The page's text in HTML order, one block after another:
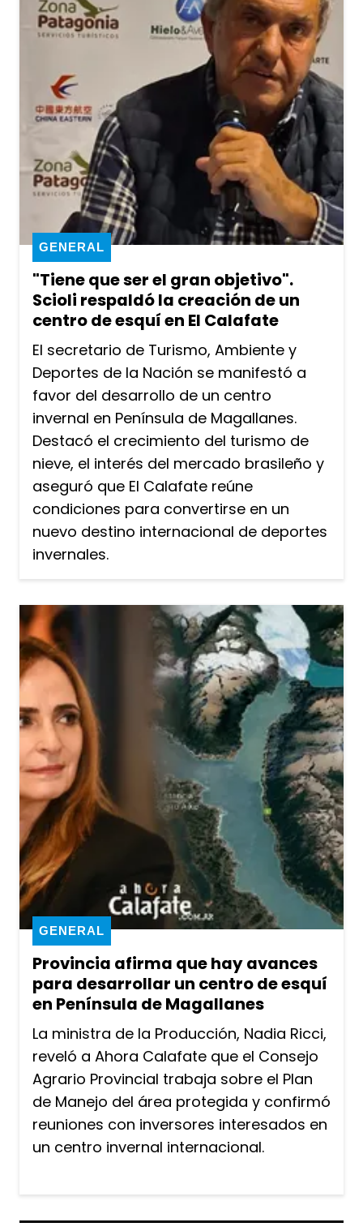
"Tiene que ser el gran objetivo".
Scioli respaldó la creación de un
centro de esquí en El Calafate
GENERAL
El secretario de Turismo, Ambiente y
Deportes de la Nación se manifestó a
favor del desarrollo de un centro
invernal en Península de Magallanes.
Destacó el crecimiento del turismo de
nieve, el interés del mercado brasileño y
aseguró que El Calafate reúne
condiciones para convertirse en un
nuevo destino internacional de deportes
invernales.
Provincia afirma que hay avances
para desarrollar un centro de esquí
en Península de Magallanes
GENERAL
La ministra de la Producción, Nadia Ricci,
reveló a Ahora Calafate que el Consejo
Agrario Provincial trabaja sobre el Plan
de Manejo del área protegida y confirmó
reuniones con inversores interesados en
un centro invernal internacional.